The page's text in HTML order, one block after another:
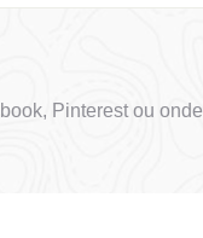
Pinterest ou onde